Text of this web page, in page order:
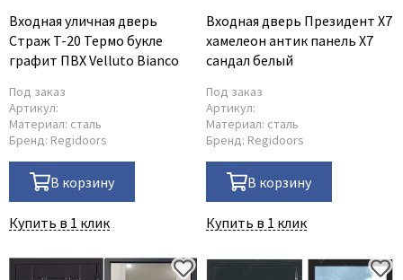
Входная уличная дверь
Страж T-20 Термо букле
графит ПВХ Velluto Bianco
Под заказ
Артикул:
Материал: сталь
Бренд: Regidoors
В корзину
Купить в 1 клик
Входная дверь Президент X7
хамелеон антик панель X7
сандал белый
Под заказ
Артикул:
Материал: сталь
Бренд: Regidoors
В корзину
Купить в 1 клик